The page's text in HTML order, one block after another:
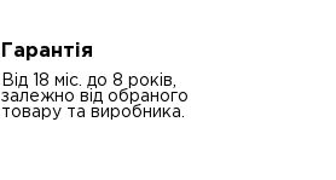
Гарантія
Від 18 міс. до 8 років,
залежно від обраного
товару та виробника.